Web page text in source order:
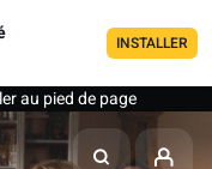
INSTALLER
au pied de page